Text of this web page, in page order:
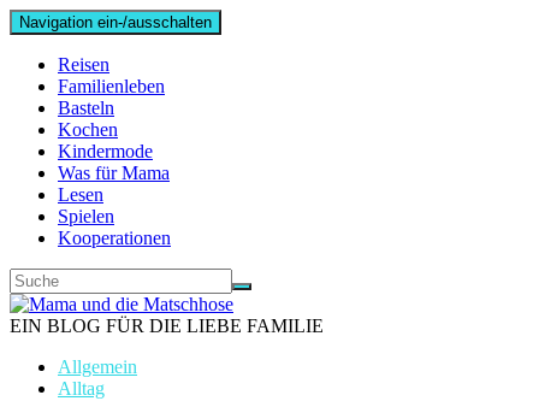
Navigation ein-/ausschalten
Reisen
Familienleben
Basteln
Kochen
Kindermode
Was für Mama
Lesen
Spielen
Kooperationen
EIN BLOG FÜR DIE LIEBE FAMILIE
Allgemein
Alltag